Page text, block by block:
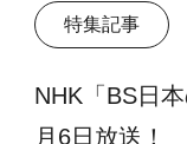
特集記事
NHK「BS日
月6日放送！